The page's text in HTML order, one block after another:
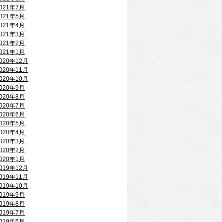
年7月
年5月
年4月
年3月
年2月
年1月
年12月
年11月
年10月
年9月
年8月
年7月
年6月
年5月
年4月
年3月
年2月
年1月
年12月
年11月
年10月
年9月
年8月
年7月